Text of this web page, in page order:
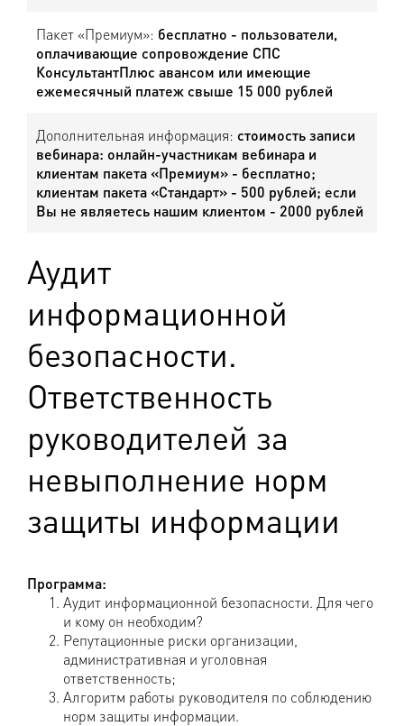
Пакет «Премиум»: бесплатно - пользователи,
оплачивающие сопровождение СПС
КонсультантПлюс авансом или имеющие
ежемесячный платеж свыше 15 000 рублей
Дополнительная информация: стоимость записи
вебинара: онлайн-участникам вебинара и
клиентам пакета «Премиум» - бесплатно;
клиентам пакета «Стандарт» - 500 рублей; если
Вы не являетесь нашим клиентом - 2000 рублей
Аудит
информационной
безопасности.
Ответственность
руководителей за
невыполнение норм
защиты информации
Программа:
Аудит информационной безопасности. Для чего
и кому он необходим?
Репутационные риски организации,
административная и уголовная
ответственность;
Алгоритм работы руководителя по соблюдению
норм защиты информации.